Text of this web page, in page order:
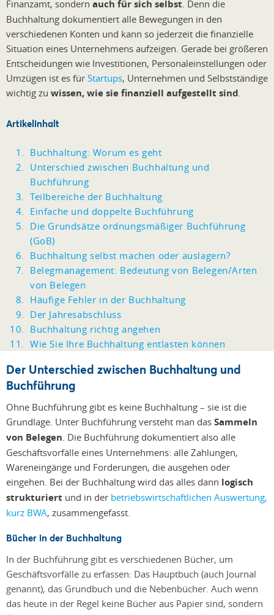
Finanzamt, sondern auch für sich selbst . Denn die
Buchhaltung dokumentiert alle Bewegungen in den
verschiedenen Konten und kann so jederzeit die finanzielle
Situation eines Unternehmens aufzeigen. Gerade bei größeren
Entscheidungen wie Investitionen, Personaleinstellungen oder
Umzügen ist es für Startups, Unternehmen und Selbstständige
wichtig zu wissen, wie sie finanziell aufgestellt sind
Artikelinhalt
Buchhaltung: Worum es geht
Unterschied zwischen Buchhaltung und
Buchführung
Teilbereiche der Buchhaltung
Einfache und doppelte Buchführung
Die Grundsätze ordnungsmäßiger Buchführung
(GoB)
Buchhaltung selbst machen oder auslagern?
Belegmanagement: Bedeutung von Belegen/Arten
von Belegen
Häufige Fehler in der Buchhaltung
Der Jahresabschluss
Buchhaltung richtig angehen
Wie Sie Ihre Buchhaltung entlasten können
Der Unterschied zwischen Buchhaltung und
Buchführung
Ohne Buchführung gibt es keine Buchhaltung – sie ist die
Grundlage. Unter Buchführung versteht man das Sammeln
von Belegen . Die Buchführung dokumentiert also alle
Geschäftsvorfälle eines Unternehmens: alle Zahlungen,
Wareneingänge und Forderungen, die ausgehen oder
eingehen. Bei der Buchhaltung wird das alles dann logisch
strukturiert und in der betriebswirtschaftlichen Auswertung,
kurz BWA, zusammengefasst.
Bücher in der Buchhaltung
In der Buchführung gibt es verschiedenen Bücher, um
Geschäftsvorfälle zu erfassen: Das Hauptbuch (auch Journal
genannt), das Grundbuch und die Nebenbücher. Auch wenn
das heute in der Regel keine Bücher aus Papier sind, sondern